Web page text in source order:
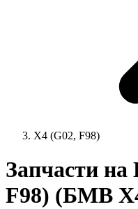
X4 (G02, F98)
Запчасти
F98) (БМВ